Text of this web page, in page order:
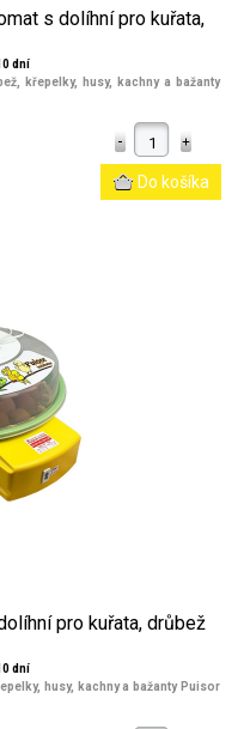
s dolíhní pro kuřata,
dní
křepelky, husy, kachny a bažanty
pro kuřata, drůbež
dní
husy, kachny a bažanty Puisor